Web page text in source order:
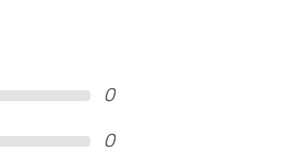
0
0